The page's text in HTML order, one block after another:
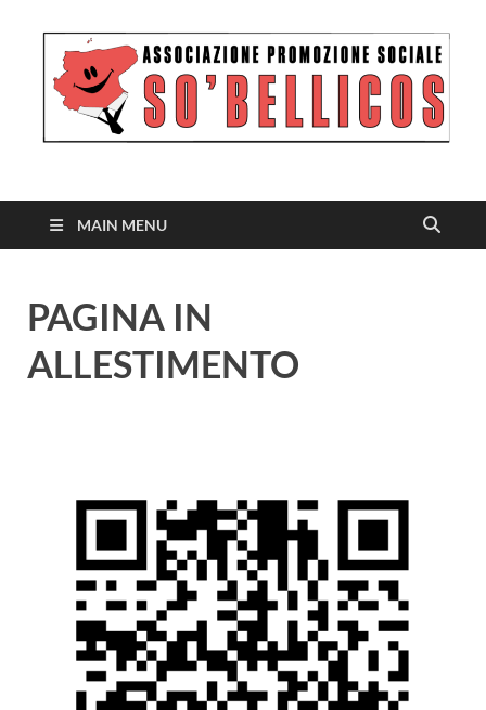
MAIN MENU
PAGINA IN
ALLESTIMENTO